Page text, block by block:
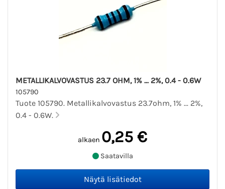
METALLIKALVOVASTUS 23.7 OHM, 1% ... 2%, 0.4 - 0.6W
105790
Tuote 105790. Metallikalvovastus 23.7ohm, 1% ... 2%,
0.4 - 0.6W.
alkaen 0,25 €
Saatavilla